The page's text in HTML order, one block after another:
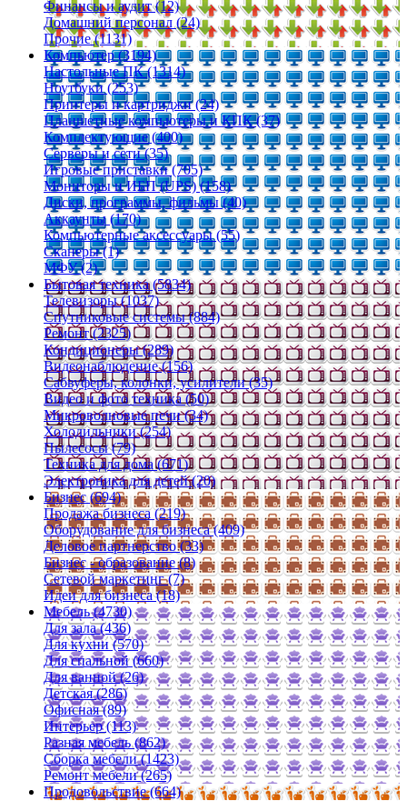
Финансы и аудит (12)
Домашний персонал (24)
Прочие (1131)
Компьютер (3194)
Настольные ПК (1314)
Ноутбуки (253)
Принтеры и картриджи (24)
Планшетные компьютеры и КПК (37)
Комплектующие (400)
Серверы и сети (35)
Игровые приставки (705)
Мониторы и ИБП (UPS) (158)
Диски, программы, фильмы (40)
Аккаунты (170)
Компьютерные аксессуары (55)
Сканеры (1)
МФУ (2)
Бытовая техника (5834)
Телевизоры (1037)
Спутниковые системы (884)
Ремонт (2325)
Кондиционеры (289)
Видеонаблюдение (156)
Сабвуферы, колонки, усилители (35)
Видео и фото техника (50)
Микроволновые печи (34)
Холодильники (254)
Пылесосы (79)
Техника для дома (671)
Электроника для детей (20)
Бизнес (694)
Продажа бизнеса (219)
Оборудование для бизнеса (409)
Деловое партнерство (33)
Бизнес - образование (8)
Сетевой маркетинг (7)
Идеи для бизнеса (18)
Мебель (4730)
Для зала (436)
Для кухни (570)
Для спальной (660)
Для ванной (26)
Детская (286)
Офисная (89)
Интерьер (113)
Разная мебель (862)
Сборка мебели (1423)
Ремонт мебели (265)
Продовольствие (664)